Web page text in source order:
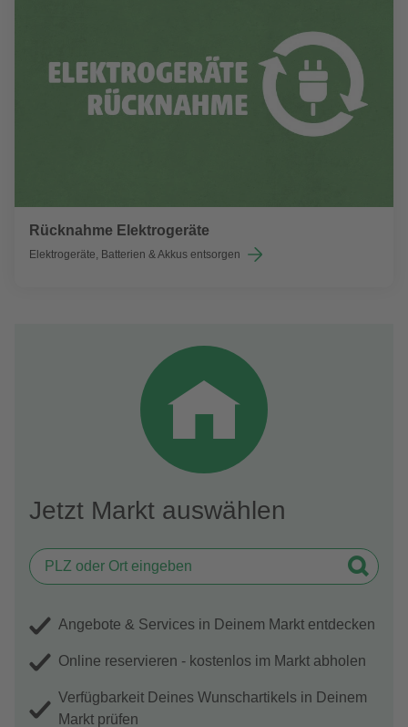
Rücknahme Elektrogeräte
Elektrogeräte, Batterien & Akkus entsorgen
Jetzt Markt auswählen
Angebote & Services in Deinem Markt entdecken
Online reservieren - kostenlos im Markt abholen
Verfügbarkeit Deines Wunschartikels in Deinem
Markt prüfen